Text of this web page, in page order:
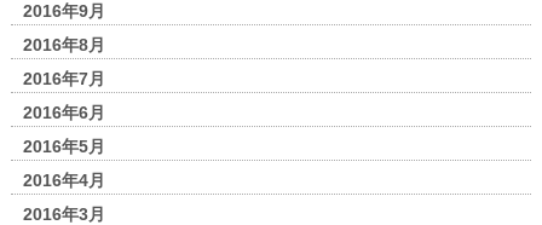
2016年9月
2016年8月
2016年7月
2016年6月
2016年5月
2016年4月
2016年3月